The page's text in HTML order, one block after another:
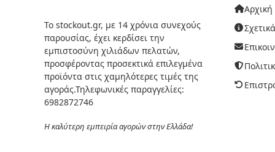
Το stockout.gr, με 14 χρόνια συνεχούς
παρουσίας, έχει κερδίσει την
εμπιστοσύνη χιλιάδων πελατών,
προσφέροντας προσεκτικά επιλεγμένα
προϊόντα στις χαμηλότερες τιμές της
αγοράς.Τηλεφωνικές παραγγελίες:
6982872746
Η καλύτερη εμπειρία αγορών στην Ελλάδα!
Αρχική